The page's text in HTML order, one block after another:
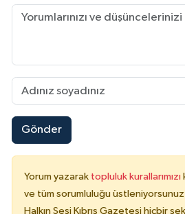
Gönder
Yorum yazarak topluluk kurallarımızı
ve tüm sorumluluğu
Halkın Sesi Kıbrıs Gazetesi hiçbir